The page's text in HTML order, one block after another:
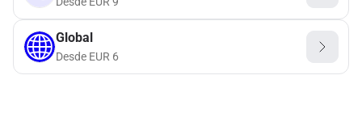
Global
Desde EUR 6